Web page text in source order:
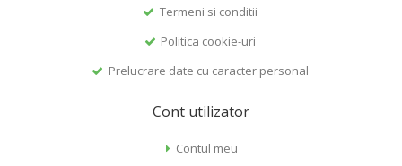
Termeni si conditii
Politica cookie-uri
Prelucrare date cu caracter personal
Cont utilizator
Contul meu